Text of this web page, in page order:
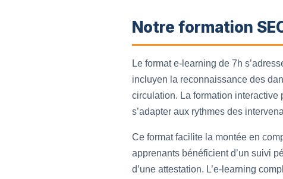
Notre formation
Le format e-learning de 7h
incluyen la reconnaissance des
circulation. La formation
s’adapter aux rythmes des
Ce format facilite la montée en
apprenants bénéficient d’un suivi
d’une attestation. L’e-learning